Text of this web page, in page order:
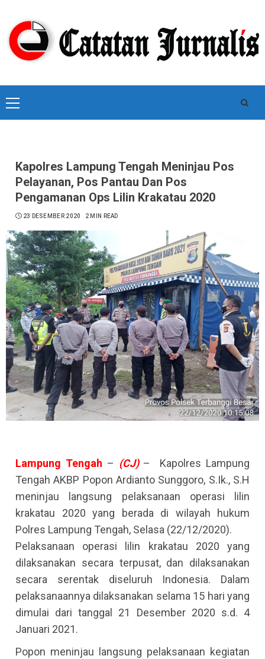
content
Primary
Menu
Kapolres Lampung Tengah Meninjau Pos
Pelayanan, Pos Pantau Dan Pos
Pengamanan Ops Lilin Krakatau 2020
23 DESEMBER 2020 2 MIN READ
Lampung Tengah – (CJ)– Kapolres Lampung
Tengah AKBP Popon Ardianto Sunggoro, S.Ik., S.H
meninjau langsung pelaksanaan operasi lilin
krakatau 2020 yang berada di wilayah hukum
Polres Lampung Tengah, Selasa (22/12/2020).
Pelaksanaan operasi lilin krakatau 2020 yang
dilaksanakan secara terpusat, dan dilaksanakan
secara serentak diseluruh Indonesia. Dalam
pelaksanaannya dilaksanakan selama 15 hari yang
dimulai dari tanggal 21 Desember 2020 s.d. 4
Januari 2021.
Popon meninjau langsung pelaksanaan kegiatan